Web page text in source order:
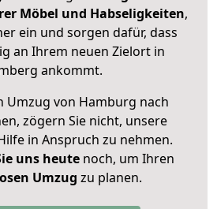
Möbel und Habseligkeiten,
ein und sorgen dafür, dass
an Ihrem neuen Zielort in
ankommt.
Umzug von Hamburg nach
zögern Sie nicht, unsere
in Anspruch zu nehmen.
uns heutenoch, um Ihren
Umzug zu planen.